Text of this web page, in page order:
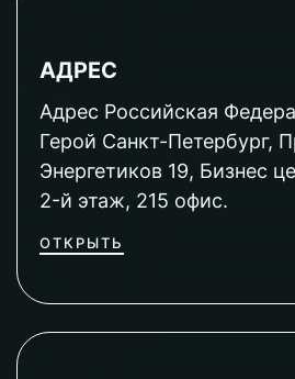
АДРЕС
Адрес Российская
Герой Санкт-Петербург,
Энергетиков 19, Бизнес
2-й этаж, 215 офис.
ОТКРЫТЬ